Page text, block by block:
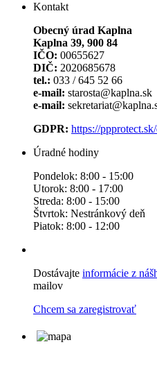
Kontakt
Obecný úrad Kaplna
Kaplna 39, 900 84
IČO: 00655627
DIČ: 2020685678
tel.: 033 / 645 52 66
e-mail: starosta@kaplna.sk
e-mail:
GDPR: https://
Úradné hodiny
Pondelok: 8:00 - 15:00
Utorok: 8:00 - 17:00
Streda: 8:00 - 15:00
Štvrtok: Nestránkový deň
Piatok: 8:00 - 12:00
Dostávajte informácie z
mailov
Chcem sa zaregistrovať